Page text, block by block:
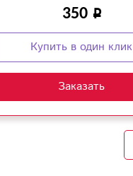
350
Купить в один клик
Заказать